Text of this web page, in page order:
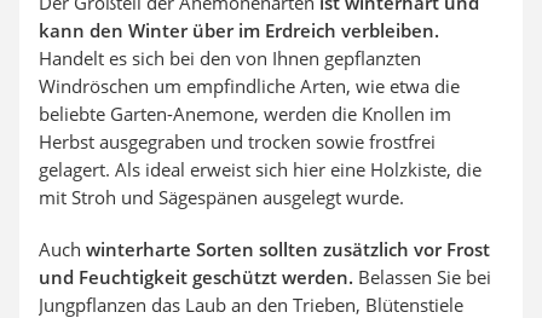
kann den Winter über im Erdreich verbleiben.
Handelt es sich bei den von Ihnen gepflanzten
Windröschen um empfindliche Arten, wie etwa die
beliebte Garten-Anemone, werden die Knollen im
Herbst ausgegraben und trocken sowie frostfrei
gelagert. Als ideal erweist sich hier eine Holzkiste, die
mit Stroh und Sägespänen ausgelegt wurde.
Auch winterharte Sorten sollten zusätzlich vor Frost
und Feuchtigkeit geschützt werden. Belassen Sie bei
Jungpflanzen das Laub an den Trieben, Blütenstiele